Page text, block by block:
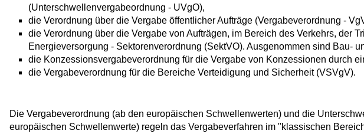
(Unterschwellenvergabeordnung - UVgO),
die Verordnung über die Vergabe öffentlicher Aufträge (Vergabeverordnung -
die Verordnung über die Vergabe von Aufträgen, im Bereich des Verkehrs, der
Energieversorgung - Sektorenverordnung (SektVO). Ausgenommen sind Bau-
die Konzessionsvergabeverordnung für die Vergabe von Konzessionen durch
die Vergabeverordnung für die Bereiche Verteidigung und Sicherheit (VSVgV).
Die Vergabeverordnung (ab den europäischen Schwellenwerten) und die
europäischen Schwellenwerte) regeln das Vergabeverfahren im "klassischen